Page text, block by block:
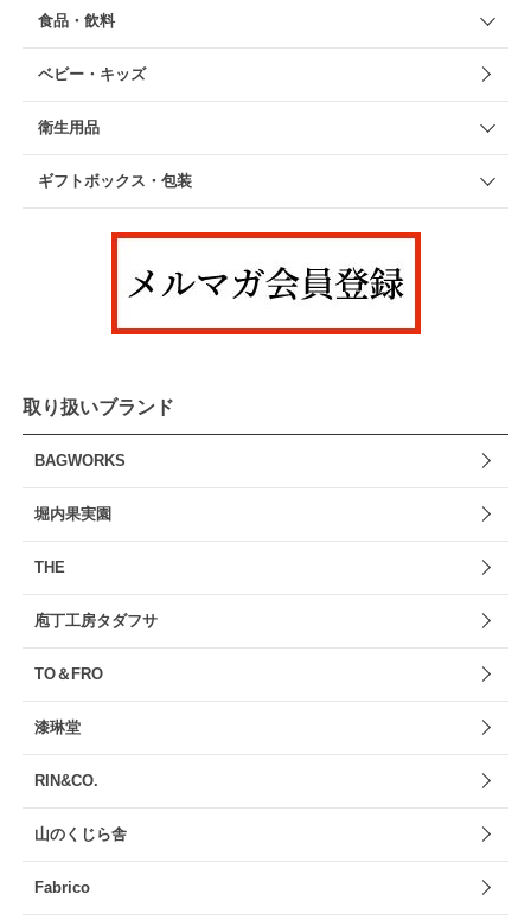
食品・飲料
ベビー・キッズ
衛生用品
ギフトボックス・包装
取り扱いブランド
BAGWORKS
堀内果実園
THE
庖丁工房タダフサ
TO＆FRO
漆琳堂
RIN&CO.
山のくじら舎
Fabrico